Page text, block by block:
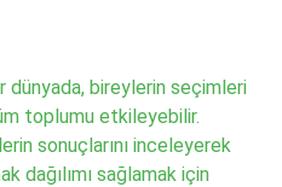
dünyada, bireylerin seçimleri
toplumu etkileyebilir.
sonuçlarını inceleyerek
dağılımı sağlamak için